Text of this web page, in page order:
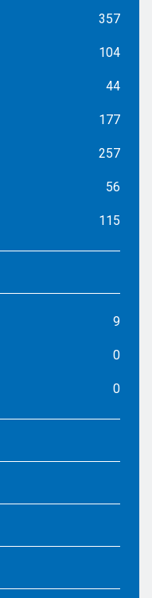
357
104
44
177
257
56
115
9
0
0